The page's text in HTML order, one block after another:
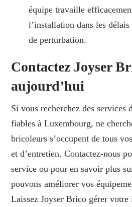
équipe travaille
l’installation dans les
de perturbation.
Contactez Joyser
aujourd’hui
Si vous recherchez des services
fiables à Luxembourg, ne
bricoleurs s’occupent de tous
et d’entretien.Contactez-nous
service ou pour en savoir plus
pouvons améliorer vos
Laissez Joyser Brico gérer